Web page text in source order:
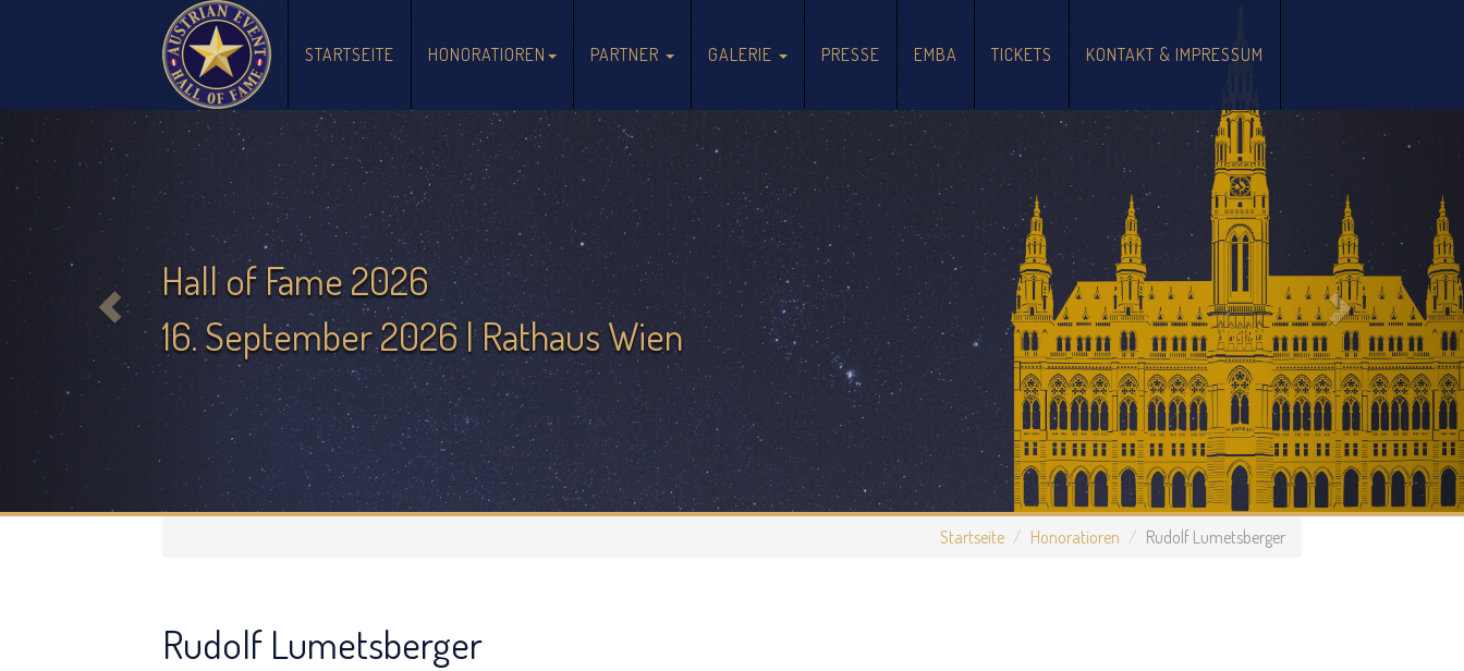
STARTSEITE (CURRENT)
HONORATIOREN PARTNER GALERIE PRESSE EMBA TICKETS KONTAKT & IMPRESSUM
2025 AUSGEZEICHNET
Ewald Tatar, Elisabeth Schweeger, Martin Brezovich
Startseite Honoratioren Rudolf Lumetsberger
Rudolf Lumetsberger